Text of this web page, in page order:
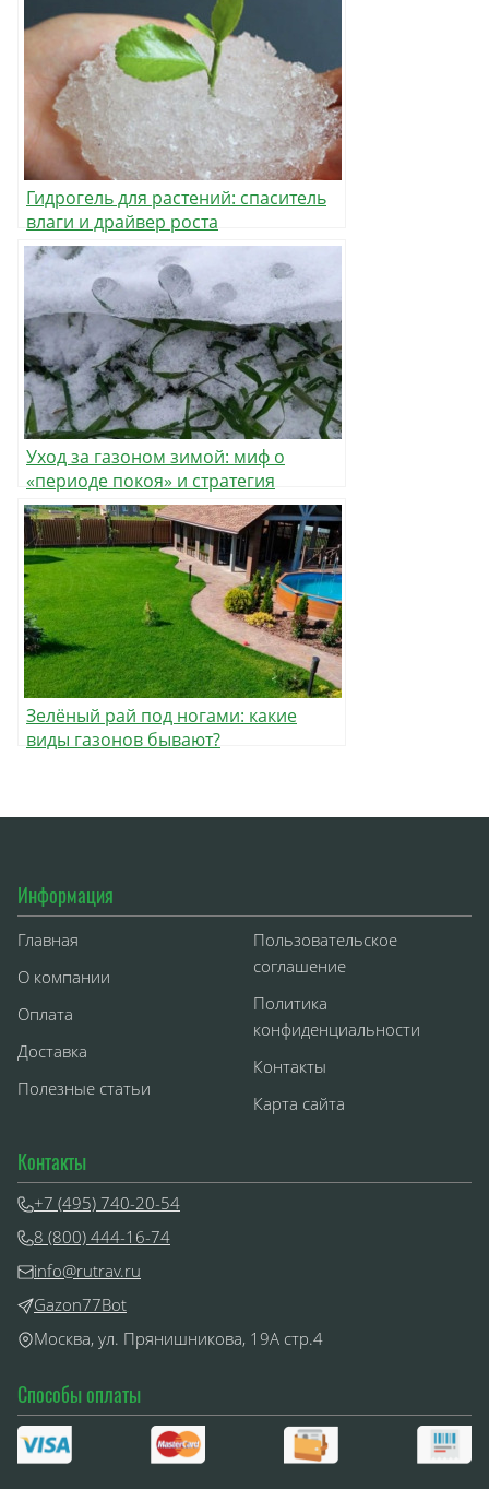
Гидрогель для растений: спаситель
влаги и драйвер роста
Уход за газоном зимой: миф о
«периоде покоя» и стратегия
сохранения идеального покрытия
Зелёный рай под ногами: какие
виды газонов бывают?
Информация
Главная
О компании
Оплата
Доставка
Полезные статьи
Пользовательское
соглашение
Политика
конфиденциальности
Контакты
Карта сайта
Способы оплаты
Контакты
+7 (495) 740-20-54
8 (800) 444-16-74
info@rutrav.ru
Gazon77Bot
Москва, ул. Прянишникова, 19А стр.4